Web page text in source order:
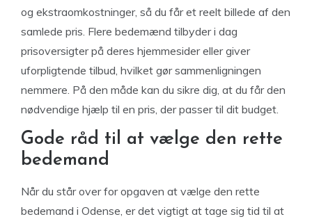
og ekstraomkostninger, så du får et reelt billede af den
samlede pris. Flere bedemænd tilbyder i dag
prisoversigter på deres hjemmesider eller giver
uforpligtende tilbud, hvilket gør sammenligningen
nemmere. På den måde kan du sikre dig, at du får den
nødvendige hjælp til en pris, der passer til dit budget.
Gode råd til at vælge den rette
bedemand
Når du står over for opgaven at vælge den rette
bedemand i Odense, er det vigtigt at tage sig tid til at